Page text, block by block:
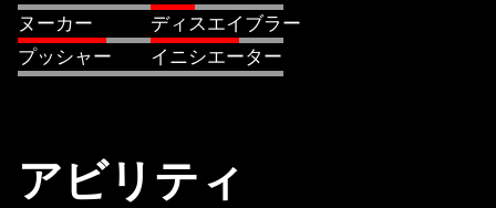
ヌーカー
プッシャー
ディスエイブラー
イニシエーター
アビリティ